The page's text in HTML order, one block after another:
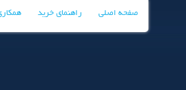
صفحه اصلی راهنمای خرید